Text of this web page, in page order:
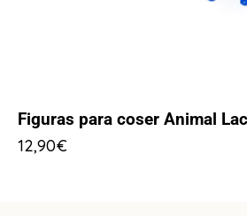
Figuras para coser Animal
12,90€